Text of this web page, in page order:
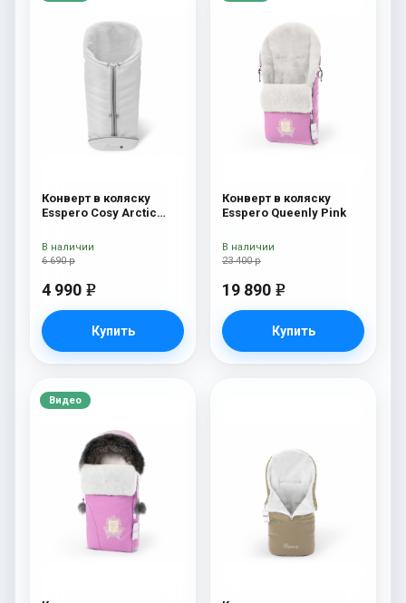
Конверт в коляску
Esspero Cosy Arctic
6 690 р
4 990 e
Купить
В наличии
Конверт в коляску
Esspero Queenly Pink
23 400 р
19 890 e
Купить
В наличии
Видео